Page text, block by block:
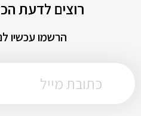
רוצים לדעת
הרשמו עכשיו